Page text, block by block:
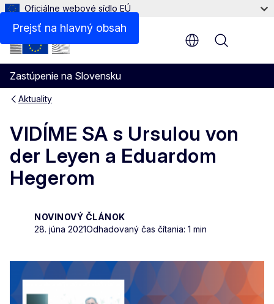
Prejsť na hlavný obsah
Oficiálne webové sídlo EÚ
Zastúpenie na Slovensku
Menu
Aktuality
VIDÍME SA s Ursulou von
der Leyen a Eduardom
Hegerom
NOVINOVÝ ČLÁNOK
28. júna 2021Odhadovaný čas čítania: 1 min